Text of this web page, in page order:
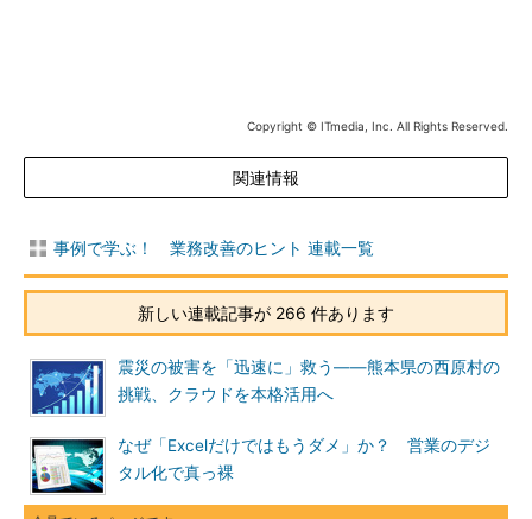
Copyright © ITmedia, Inc. All Rights Reserved.
関連情報
事例で学ぶ！ 業務改善のヒント 連載一覧
新しい連載記事が 266 件あります
震災の被害を「迅速に」救う――熊本県の西原村の
挑戦、クラウドを本格活用へ
なぜ「Excelだけではもうダメ」か？ 営業のデジ
タル化で真っ裸